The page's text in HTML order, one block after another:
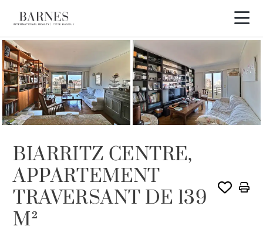
VENDU PAR BARNES
BIARRITZ CENTRE,
APPARTEMENT
TRAVERSANT DE 139
M²